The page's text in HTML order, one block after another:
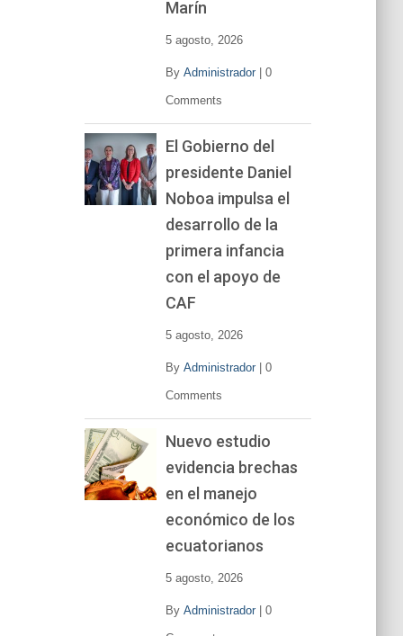
Marín
5 agosto, 2026
By Administrador| 0
Comments
El Gobierno del
presidente Daniel
Noboa impulsa el
desarrollo de la
primera infancia
con el apoyo de
CAF
5 agosto, 2026
By Administrador| 0
Comments
Nuevo estudio
evidencia brechas
en el manejo
económico de los
ecuatorianos
5 agosto, 2026
By Administrador| 0